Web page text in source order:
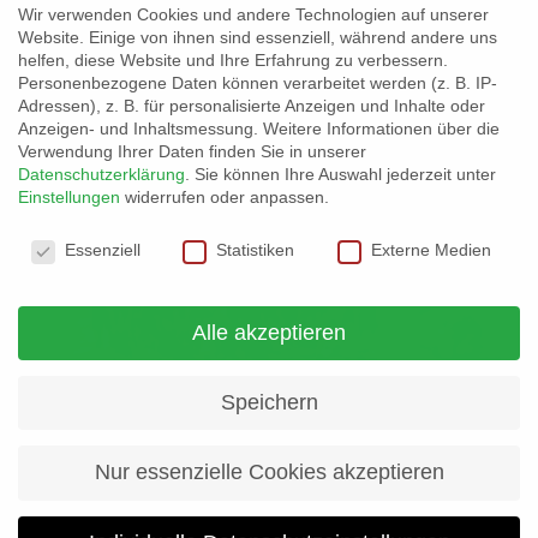
Athlet
Weiterlesen...
Wir verwenden Cookies und andere Technologien auf unserer
Website. Einige von ihnen sind essenziell, während andere uns
helfen, diese Website und Ihre Erfahrung zu verbessern.
Personenbezogene Daten können verarbeitet werden (z. B. IP-
Adressen), z. B. für personalisierte Anzeigen und Inhalte oder
Anzeigen- und Inhaltsmessung. Weitere Informationen über die
Verwendung Ihrer Daten finden Sie in unserer
Datenschutzerklärung
Sie können Ihre Auswahl jederzeit unter
Einstellungen widerrufen oder anpassen.
Essenziell
Statistiken Externe Medien
Alle akzeptieren
Speichern
Nur essenzielle Cookies akzeptieren